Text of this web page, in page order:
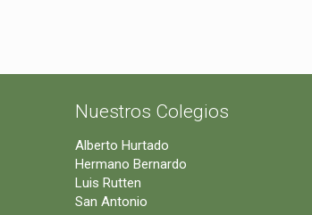
Nuestros Colegios
Alberto Hurtado
Hermano Bernardo
Luis Rutten
San Antonio